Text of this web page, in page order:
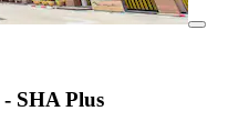
- SHA Plus